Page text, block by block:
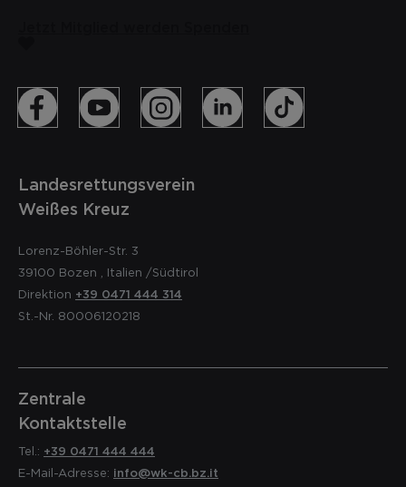
Landesrettungsverein
Weißes Kreuz
Lorenz-Böhler-Str. 3
39100 Bozen Italien /Südtirol
Direktion +39 0471 444 314
St.-Nr. 80006120218
Zentrale
Kontaktstelle
Tel.: +39 0471 444 444
E-Mail-Adresse: info@wk-cb.bz.it